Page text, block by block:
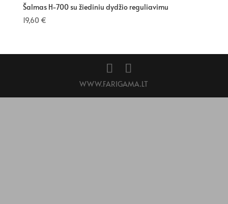
Šalmas H-700 su žiediniu dydžio reguliavimu
19,60 €
WWW.FARIGAMA.LT